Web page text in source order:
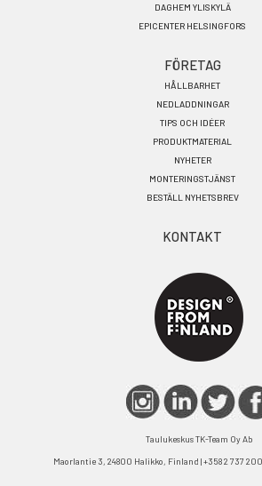
DAGHEM YLISKYLÄ
EPICENTER HELSINGFORS
FÖRETAG
HÅLLBARHET
NEDLADDNINGAR
TIPS OCH IDÉER
PRODUKTMATERIAL
NYHETER
MONTERINGSTJÄNST
BESTÄLL NYHETSBREV
KONTAKT
Taulukeskus TK-Team Oy Ab
Maorlantie 3, 24800 Halikko, Finland | +358 2 737